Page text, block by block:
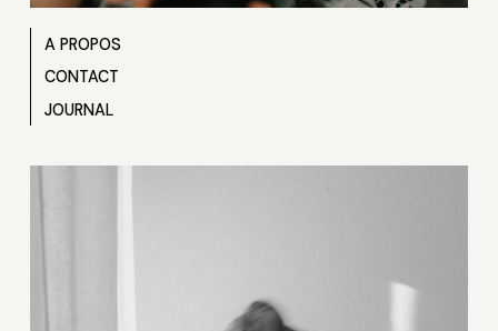
A PROPOS
CONTACT
JOURNAL